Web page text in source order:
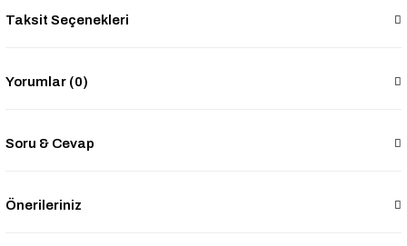
Taksit Seçenekleri
Yorumlar (0)
Soru & Cevap
Önerileriniz